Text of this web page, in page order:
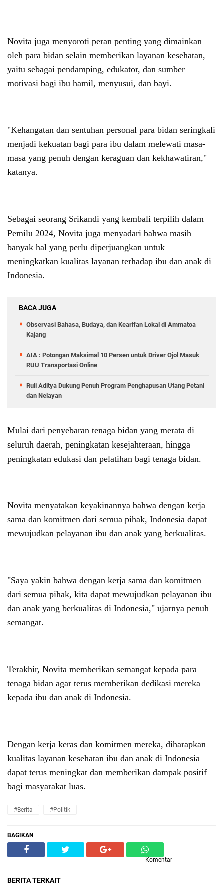
Novita juga menyoroti peran penting yang dimainkan
oleh para bidan selain memberikan layanan kesehatan,
yaitu sebagai pendamping, edukator, dan sumber
motivasi bagi ibu hamil, menyusui, dan bayi.
"Kehangatan dan sentuhan personal para bidan seringkali
menjadi kekuatan bagi para ibu dalam melewati masa-
masa yang penuh dengan keraguan dan kekhawatiran,"
katanya.
Sebagai seorang Srikandi yang kembali terpilih dalam
Pemilu 2024, Novita juga menyadari bahwa masih
banyak hal yang perlu diperjuangkan untuk
meningkatkan kualitas layanan terhadap ibu dan anak di
Indonesia.
BACA JUGA
Observasi Bahasa, Budaya, dan Kearifan Lokal di Ammatoa
Kajang
AIA : Potongan Maksimal 10 Persen untuk Driver Ojol Masuk
RUU Transportasi Online
Ruli Aditya Dukung Penuh Program Penghapusan Utang Petani
dan Nelayan
Mulai dari penyebaran tenaga bidan yang merata di
seluruh daerah, peningkatan kesejahteraan, hingga
peningkatan edukasi dan pelatihan bagi tenaga bidan.
Novita menyatakan keyakinannya bahwa dengan kerja
sama dan komitmen dari semua pihak, Indonesia dapat
mewujudkan pelayanan ibu dan anak yang berkualitas.
"Saya yakin bahwa dengan kerja sama dan komitmen
dari semua pihak, kita dapat mewujudkan pelayanan ibu
dan anak yang berkualitas di Indonesia," ujarnya penuh
semangat.
Terakhir, Novita memberikan semangat kepada para
tenaga bidan agar terus memberikan dedikasi mereka
kepada ibu dan anak di Indonesia.
Dengan kerja keras dan komitmen mereka, diharapkan
kualitas layanan kesehatan ibu dan anak di Indonesia
dapat terus meningkat dan memberikan dampak positif
bagi masyarakat luas.
#Berita #Politik
BAGIKAN
Komentar
BERITA TERKAIT